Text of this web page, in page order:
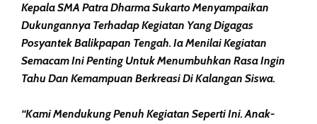
Kepala SMA Patra Dharma Sukarto Menyampaikan
Dukungannya Terhadap Kegiatan Yang Digagas
Posyantek Balikpapan Tengah. Ia Menilai Kegiatan
Semacam Ini Penting Untuk Menumbuhkan Rasa Ingin
Tahu Dan Kemampuan Berkreasi Di Kalangan Siswa.
“Kami Mendukung Penuh Kegiatan Seperti Ini. Anak-